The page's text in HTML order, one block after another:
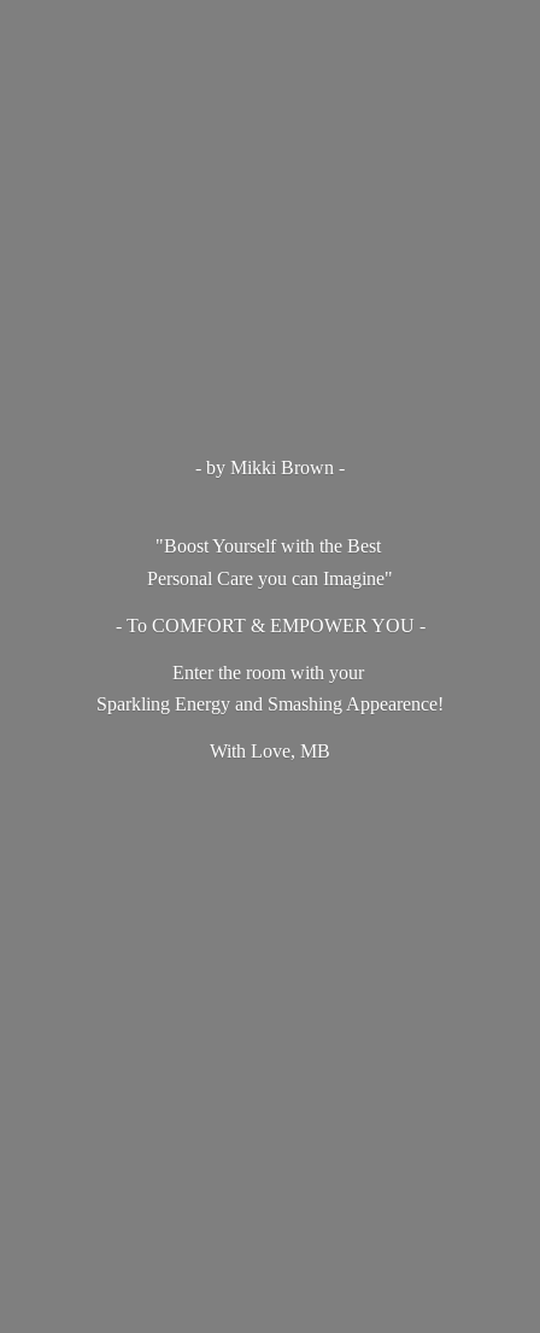
- by Mikki Brown -
"Boost Yourself with the Best
Personal Care you can Imagine"
- To COMFORT & EMPOWER YOU -
Enter the room with your
Sparkling Energy and Smashing Appearence!
With Love, MB